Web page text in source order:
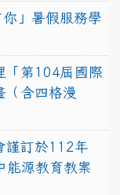
」暑假服務學
「第104屆國際
（含四格漫
謹訂於112年
能源教育教案